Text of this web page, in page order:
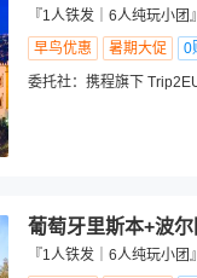
『1人铁发｜6人纯玩小
早鸟优惠
暑期大促
0
委托社： 携程旗下
葡萄牙里斯本+波
『1人铁发｜6人纯玩小